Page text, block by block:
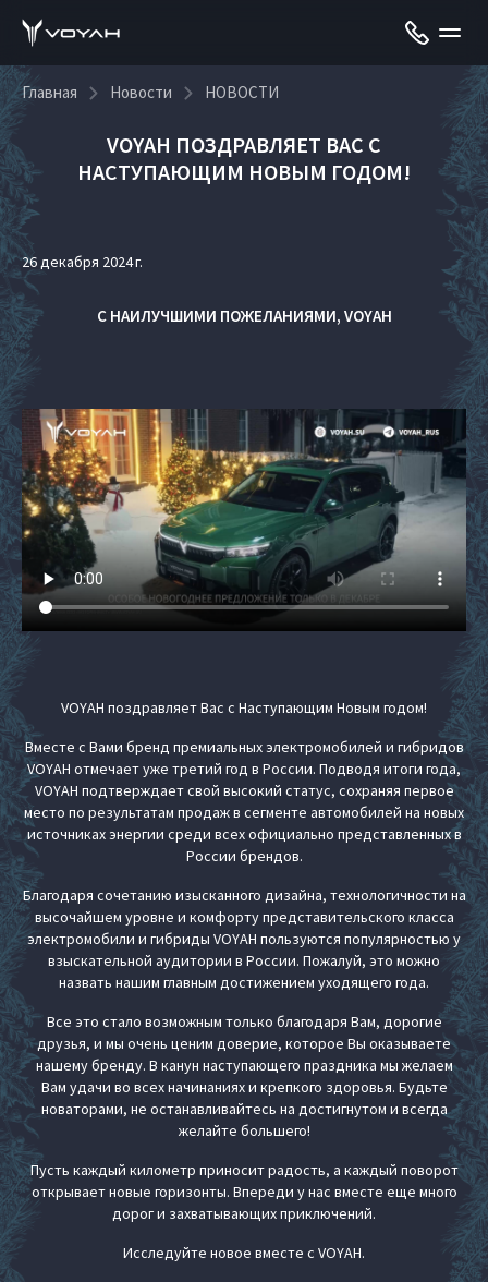
Главная Новости НОВОСТИ
VOYAH ПОЗДРАВЛЯЕТ ВАС С
НАСТУПАЮЩИМ НОВЫМ ГОДОМ!
26 декабря 2024 г.
С НАИЛУЧШИМИ ПОЖЕЛАНИЯМИ, VOYAH
VOYAH поздравляет Вас с Наступающим Новым годом!
Вместе с Вами бренд премиальных электромобилей и гибридов
VOYAH отмечает уже третий год в России. Подводя итоги года,
VOYAH подтверждает свой высокий статус, сохраняя первое
место по результатам продаж в сегменте автомобилей на новых
источниках энергии среди всех официально представленных в
России брендов.
Благодаря сочетанию изысканного дизайна, технологичности на
высочайшем уровне и комфорту представительского класса
электромобили и гибриды VOYAH пользуются популярностью у
взыскательной аудитории в России. Пожалуй, это можно
назвать нашим главным достижением уходящего года.
Все это стало возможным только благодаря Вам, дорогие
друзья, и мы очень ценим доверие, которое Вы оказываете
нашему бренду. В канун наступающего праздника мы желаем
Вам удачи во всех начинаниях и крепкого здоровья. Будьте
новаторами, не останавливайтесь на достигнутом и всегда
желайте большего!
Пусть каждый километр приносит радость, а каждый поворот
открывает новые горизонты. Впереди у нас вместе еще много
дорог и захватывающих приключений.
Исследуйте новое вместе с VOYAH.